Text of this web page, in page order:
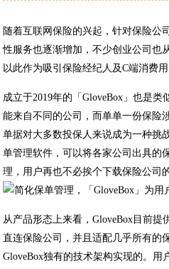
随着互联网保险的兴起，针对保险公
性服务也逐渐增加，不少创业公司也
以此作为吸引保险经纪人及C端消费用
成立于2019年的「GloveBox」也是
能来自不同的公司，而单单一份保险
单据对大多数投保人来说成为一种挑
单管理软件，可以将各家公司出具的
理，用户再也不必挨个下载保险公司的
从产品形态上来看，GloveBox目前提
直连保险公司，并且适配几乎所有的
GloveBox独有的技术架构实现的。用